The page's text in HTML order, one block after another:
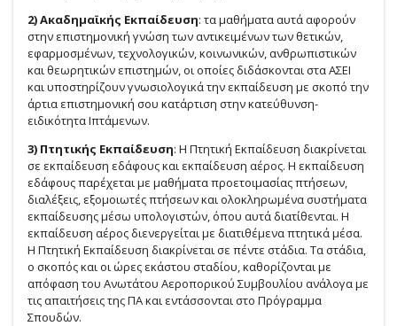
2) Ακαδημαϊκής Εκπαίδευση: τα μαθήματα αυτά αφορούν
στην επιστημονική γνώση των αντικειμένων των θετικών,
εφαρμοσμένων, τεχνολογικών, κοινωνικών, ανθρωπιστικών
και θεωρητικών επιστημών, οι οποίες διδάσκονται στα ΑΣΕΙ
και υποστηρίζουν γνωσιολογικά την εκπαίδευση με σκοπό την
άρτια επιστημονική σου κατάρτιση στην κατεύθυνση-
ειδικότητα Ιπτάμενων.
3) Πτητικής Εκπαίδευση: Η Πτητική Εκπαίδευση διακρίνεται
σε εκπαίδευση εδάφους και εκπαίδευση αέρος. Η εκπαίδευση
εδάφους παρέχεται με μαθήματα προετοιμασίας πτήσεων,
διαλέξεις, εξομοιωτές πτήσεων και ολοκληρωμένα συστήματα
εκπαίδευσης μέσω υπολογιστών, όπου αυτά διατίθενται. Η
εκπαίδευση αέρος διενεργείται με διατιθέμενα πτητικά μέσα.
Η Πτητική Εκπαίδευση διακρίνεται σε πέντε στάδια. Τα στάδια,
ο σκοπός και οι ώρες εκάστου σταδίου, καθορίζονται με
απόφαση του Ανωτάτου Αεροπορικού Συμβουλίου ανάλογα με
τις απαιτήσεις της ΠΑ και εντάσσονται στο Πρόγραμμα
Σπουδών.